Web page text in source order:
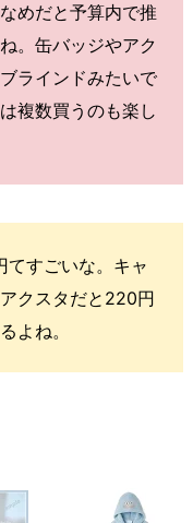
めだと予算内で推
。缶バッジやアク
ラインドみたいで
複数買うのも楽し
てすごいな。キャ
クスタだと220円
よね。